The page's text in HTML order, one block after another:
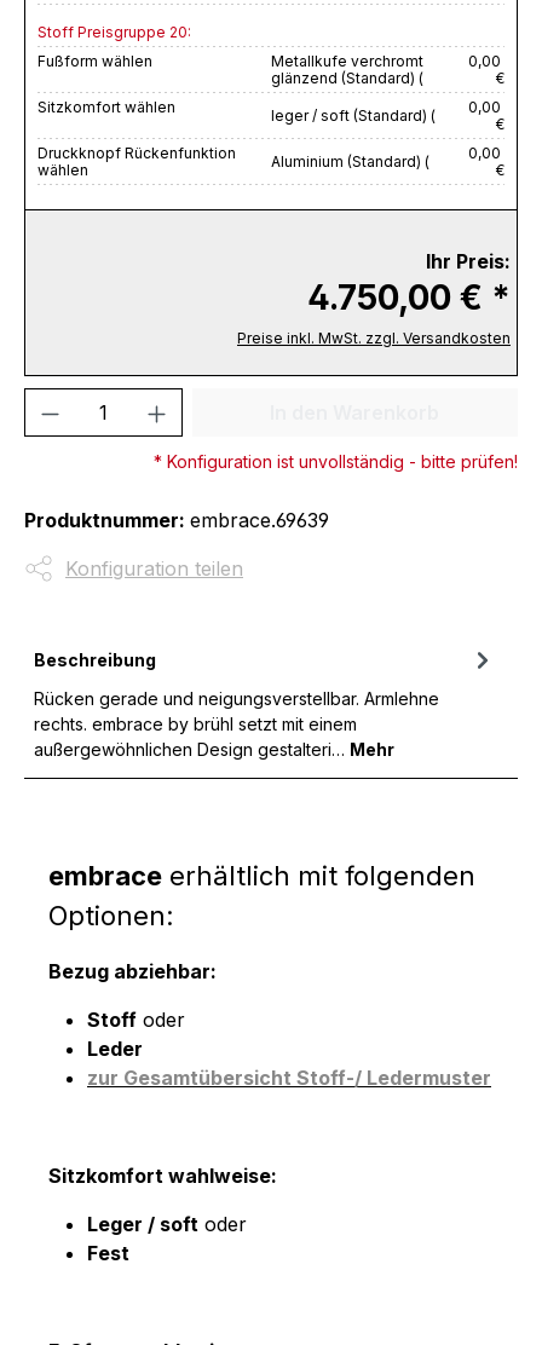
Stoff Preisgruppe 20:
Fußform wählen
Metallkufe verchromt
glänzend (Standard) (
0,00
€
Sitzkomfort wählen
leger / soft (Standard) (
0,00
€
Druckknopf Rückenfunktion
wählen
Aluminium (Standard) (
0,00
€
Ihr Preis:
4.750,00 € *
Preise inkl. MwSt. zzgl. Versandkosten
Produkt Anzahl: Gib den
* Konfiguration ist unvollständig - bitte prüfen!
Produktnummer: embrace.69639
Konfiguration teilen
Beschreibung
Rücken gerade und neigungsverstellbar. Armlehne
rechts. embrace by brühl setzt mit einem
außergewöhnlichen Design gestalteri… Mehr
embrace erhältlich mit folgenden
Optionen:
Bezug abziehbar:
Stoff oder
Leder
zur Gesamtübersicht Stoff-/ Ledermuster
Sitzkomfort wahlweise:
Leger / soft oder
Fest